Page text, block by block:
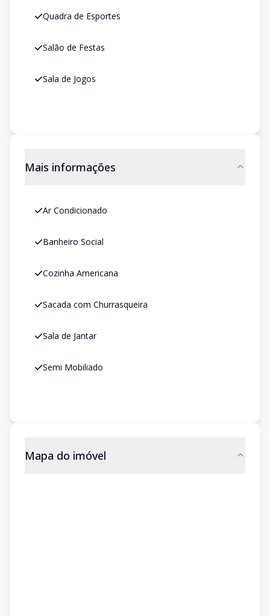
Quadra de Esportes
Salão de Festas
Sala de Jogos
Mais informações
Ar Condicionado
Banheiro Social
Cozinha Americana
Sacada com Churrasqueira
Sala de Jantar
Semi Mobiliado
Mapa do imóvel